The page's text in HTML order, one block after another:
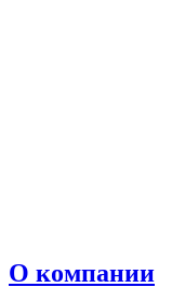
О компании